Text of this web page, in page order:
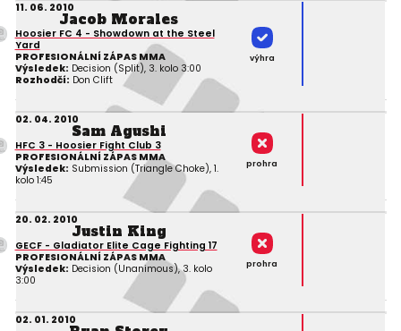
11. 06. 2010
Jacob Morales
Hoosier FC 4 - Showdown at the Steel
Yard
PROFESIONÁLNÍ ZÁPAS MMA
Výsledek: Decision (Split), 3. kolo 3:00
Rozhodčí: Don Clift
výhra
02. 04. 2010
Sam Agushi
HFC 3 - Hoosier Fight Club 3
PROFESIONÁLNÍ ZÁPAS MMA
Výsledek: Submission (Triangle Choke), 1.
kolo 1:45
prohra
20. 02. 2010
Justin King
GECF - Gladiator Elite Cage Fighting 17
PROFESIONÁLNÍ ZÁPAS MMA
Výsledek: Decision (Unanimous), 3. kolo
3:00
prohra
02. 01. 2010